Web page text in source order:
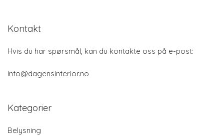
Kontakt
Hvis du har spørsmål, kan du kontakte oss på e-post:
info@dagensinterior.no
Kategorier
Belysning